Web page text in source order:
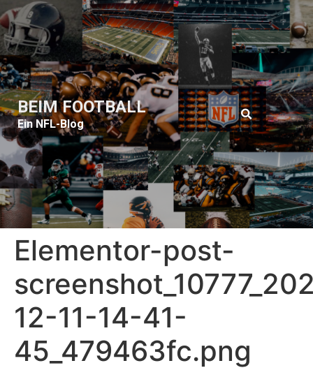
BEIM FOOTBALL
Ein NFL-Blog
Elementor-post-
12-11-14-41-
45_479463fc.png